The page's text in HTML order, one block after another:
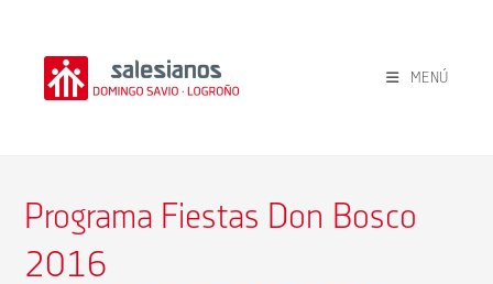
contenido
MENÚ
Programa Fiestas Don Bosco
2016